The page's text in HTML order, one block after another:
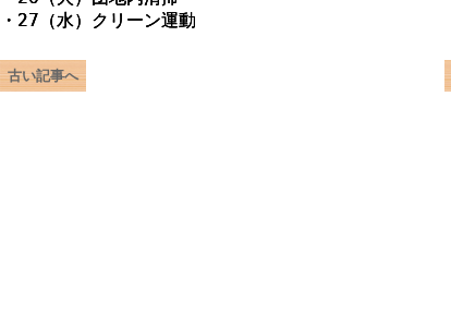
・27（水）クリーン運動
古い記事へ